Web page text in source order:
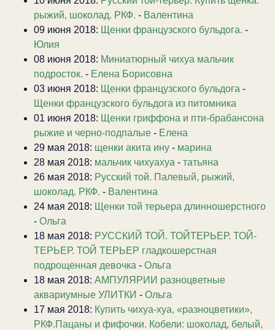
рыжий, шоколад. РКФ. - Валентина
09 июня 2018: Щенки французского бульдога. -
Юлия
08 июня 2018: Миниатюрный чихуа мальчик
подросток. - Елена Борисовна
03 июня 2018: Щенки французского бульдога -
Щенки французского бульдога из питомника
01 июня 2018: Щенки гриффона и пти-брабансона
рыжие и черно-подпалые - Елена
29 мая 2018: щенки акита ину - марина
28 мая 2018: мальчик чихуахуа - татьяна
26 мая 2018: Русский той. Палевый, рыжий,
шоколад. РКФ. - Валентина
24 мая 2018: Щенки той терьера длинношерстного
- Ольга
18 мая 2018: РУССКИЙ ТОЙ. ТОЙТЕРЬЕР. ТОЙ-
ТЕРЬЕР. ТОЙ ТЕРЬЕР гладкошерстная
подрощенная девочка - Ольга
18 мая 2018: АМПУЛЯРИИ разноцветные
аквариумные УЛИТКИ - Ольга
17 мая 2018: Купить чихуа-хуа, «разноцветики»,
РКФ.Пацаны и фифочки. Кобели: шоколад, белый,